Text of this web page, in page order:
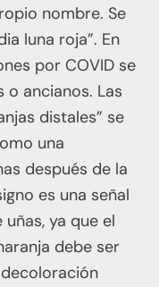
nombre. Se
luna roja”. En
por COVID se
ancianos. Las
distales” se
una
después de la
es una señal
ya que el
debe ser